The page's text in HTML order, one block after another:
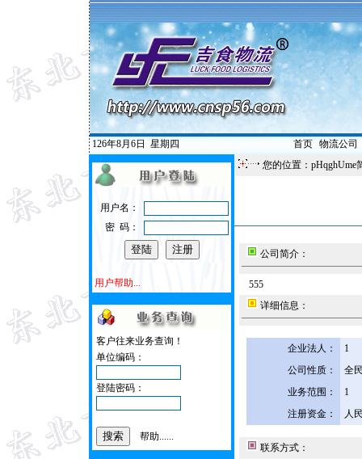
126年8月6日 星期四 首页| 物流公司
用户名：
密 码：
用户帮助...
客户往来业务查询！
单位编码：
登陆密码：
帮助......
您的位置：pHqghUme
公司简介：
555
详细信息：
企业法人：
1
公司性质：
全
业务范围：
1
注册资金：
人
联系方式：